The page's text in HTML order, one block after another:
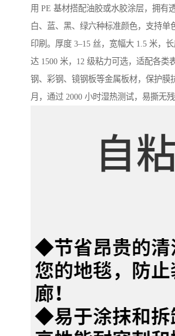
用 PE 基材搭配油胶或水胶涂层，拥有
白、蓝、黑、绿六种标准颜色，支持单
印刷。厚度 3–15 丝，宽幅大 1.5 米，长
达 1500 米，12 级粘力可选，适配各类
钢、彩钢、镜钢板等金属板材，保护膜
月，通过 2000 小时湿热测试，易撕无残